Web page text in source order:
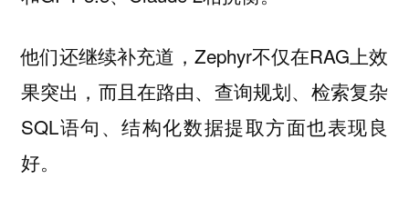
他们还继续补充道，Zephyr不仅在RAG上效
果突出，而且在路由、查询规划、检索复杂
SQL语句、结构化数据提取方面也表现良
好。